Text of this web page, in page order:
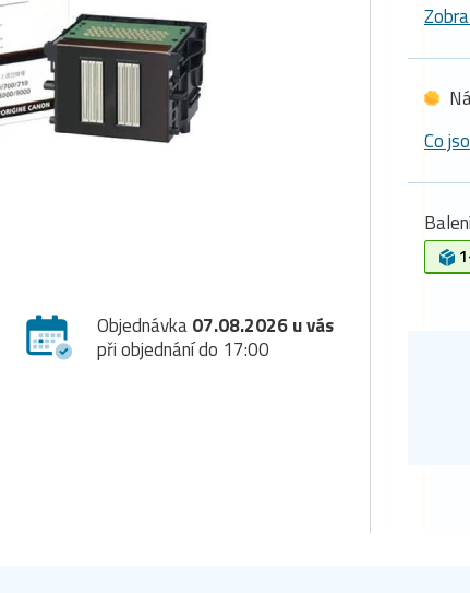
Objednávka07.08.2026 u vás
při objednání do 17:00
Co